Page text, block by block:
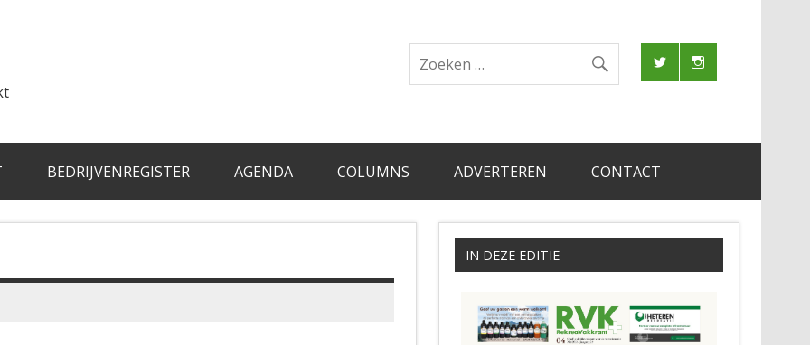
BEDRIJVENREGISTER AGENDA COLUMNS ADVERTEREN CONTACT
IN DEZE EDITIE